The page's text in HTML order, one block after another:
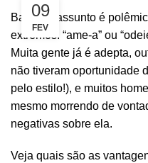
09
FEV
Barba: o assunto é
extremos: “ame-a” ou
Muita gente já é adepta,
não tiveram oportunidade
pelo estilo!), e muitos
mesmo morrendo de
negativas sobre ela.
Veja quais são as